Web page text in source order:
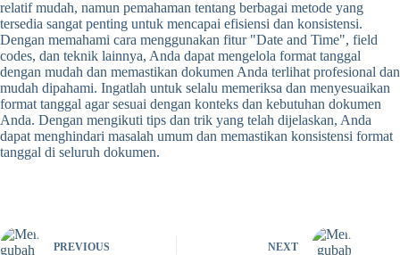
relatif mudah, namun pemahaman tentang berbagai metode yang
tersedia sangat penting untuk mencapai efisiensi dan konsistensi.
Dengan memahami cara menggunakan fitur "Date and Time", field
codes, dan teknik lainnya, Anda dapat mengelola format tanggal
dengan mudah dan memastikan dokumen Anda terlihat profesional dan
mudah dipahami. Ingatlah untuk selalu memeriksa dan menyesuaikan
format tanggal agar sesuai dengan konteks dan kebutuhan dokumen
Anda. Dengan mengikuti tips dan trik yang telah dijelaskan, Anda
dapat menghindari masalah umum dan memastikan konsistensi format
tanggal di seluruh dokumen.
PREVIOUS NEXT